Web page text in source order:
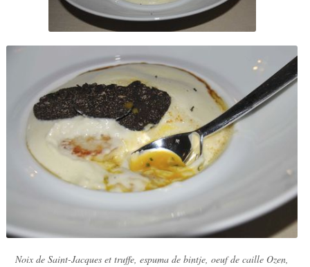
Noix de Saint-Jacques et truffe, espuma de bintje, oeuf de caille Ozen,